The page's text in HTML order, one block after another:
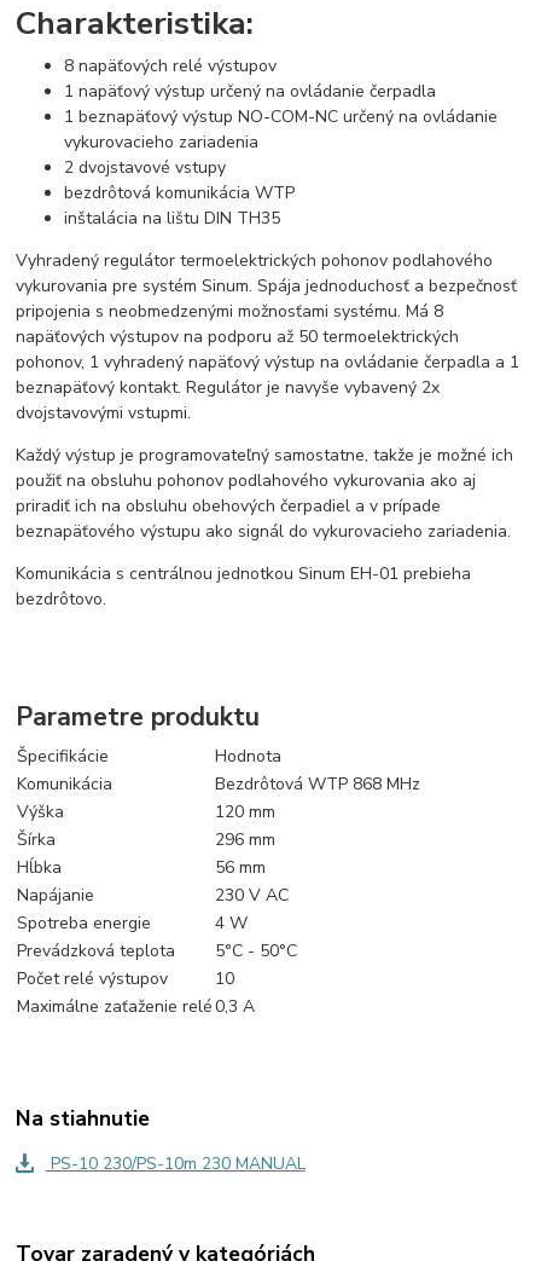
Charakteristika:
8 napäťových relé výstupov
1 napäťový výstup určený na ovládanie čerpadla
1 beznapäťový výstup NO-COM-NC určený na ovládanie
vykurovacieho zariadenia
2 dvojstavové vstupy
bezdrôtová komunikácia WTP
inštalácia na lištu DIN TH35
Vyhradený regulátor termoelektrických pohonov podlahového
vykurovania pre systém Sinum. Spája jednoduchosť a bezpečnosť
pripojenia s neobmedzenými možnosťami systému. Má 8
napäťových výstupov na podporu až 50 termoelektrických
pohonov, 1 vyhradený napäťový výstup na ovládanie čerpadla a 1
beznapäťový kontakt. Regulátor je navyše vybavený 2x
dvojstavovými vstupmi.
Každý výstup je programovateľný samostatne, takže je možné ich
použiť na obsluhu pohonov podlahového vykurovania ako aj
priradiť ich na obsluhu obehových čerpadiel a v prípade
beznapäťového výstupu ako signál do vykurovacieho zariadenia.
Komunikácia s centrálnou jednotkou Sinum EH-01 prebieha
bezdrôtovo.
Parametre produktu
Špecifikácie
Hodnota
Komunikácia
Bezdrôtová WTP 868 MHz
Výška
120 mm
Šírka
296 mm
Hĺbka
56 mm
Napájanie
230 V AC
Spotreba energie
4 W
Prevádzková teplota
5°C - 50°C
Počet relé výstupov
10
Maximálne zaťaženie relé0,3 A
Na stiahnutie
PS-10 230/PS-10m 230 MANUAL
Tovar zaradený v kategóriách